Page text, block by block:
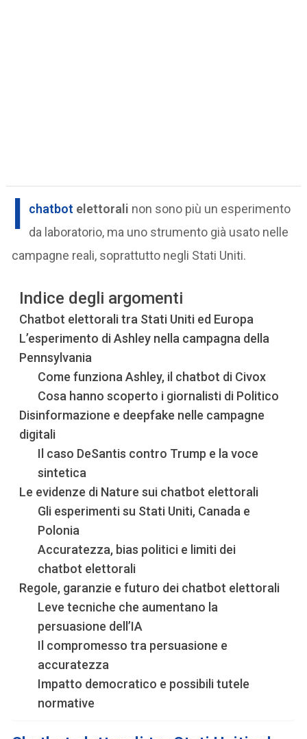
I chatbot elettorali non sono più un esperimento
da laboratorio, ma uno strumento già usato nelle
campagne reali, soprattutto negli Stati Uniti.
Indice degli argomenti
Chatbot elettorali tra Stati Uniti ed Europa
L’esperimento di Ashley nella campagna della
Pennsylvania
Come funziona Ashley, il chatbot di Civox
Cosa hanno scoperto i giornalisti di Politico
Disinformazione e deepfake nelle campagne
digitali
Il caso DeSantis contro Trump e la voce
sintetica
Le evidenze di Nature sui chatbot elettorali
Gli esperimenti su Stati Uniti, Canada e
Polonia
Accuratezza, bias politici e limiti dei
chatbot elettorali
Regole, garanzie e futuro dei chatbot elettorali
Leve tecniche che aumentano la
persuasione dell’IA
Il compromesso tra persuasione e
accuratezza
Impatto democratico e possibili tutele
normative